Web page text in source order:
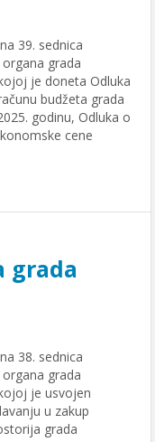
39. sednica
grada
je doneta Odluka
budžeta grada
godinu, Odluka o
cene
grada
38. sеdnica
grada
jе usvojеn
u zakup
grada